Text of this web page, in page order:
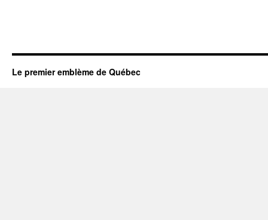
Le premier emblème de Québec